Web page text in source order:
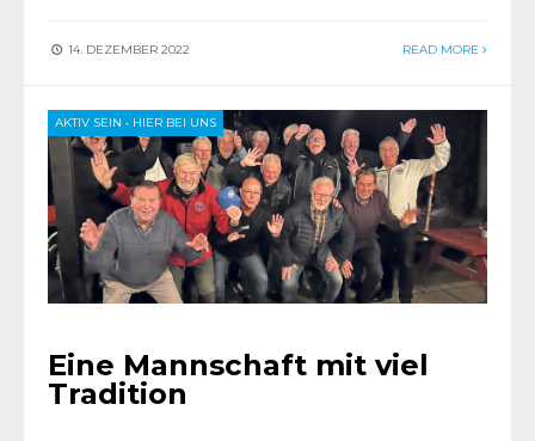
14. DEZEMBER 2022 READ MORE
AKTIV SEIN • HIER BEI UNS
Eine Mannschaft mit viel
Tradition